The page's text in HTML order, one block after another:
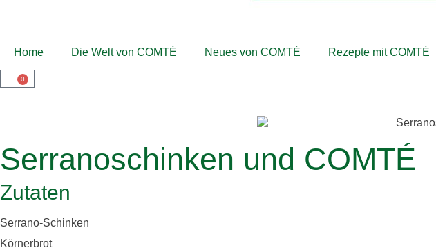
Home Die Welt von COMTÉ Neues von COMTÉ Rezepte mit COMTÉ
0
Serranoschinken und COMTÉ
Zutaten
Serrano-Schinken
Körnerbrot